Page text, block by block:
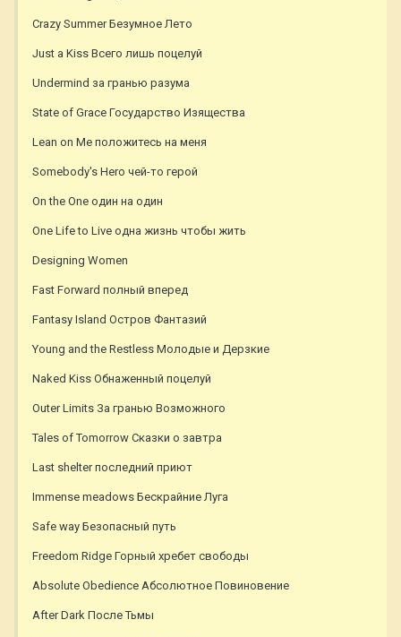
Crazy Summer Безумное Лето
Just a Kiss Всего лишь поцелуй
Undermind за гранью разума
State of Grace Государство Изящества
Lean on Me положитесь на меня
Somebody's Hero чей-то герой
On the One один на один
One Life to Live одна жизнь чтобы жить
Designing Women
Fast Forward полный вперед
Fantasy Island Остров Фантазий
Young and the Restless Молодые и Дерзкие
Naked Kiss Обнаженный поцелуй
Outer Limits За гранью Возможного
Tales of Tomorrow Сказки о завтра
Last shelter последний приют
Immense meadows Бескрайние Луга
Safe way Безопасный путь
Freedom Ridge Горный хребет свободы
Absolute Obedience Абсолютное Повиновение
After Dark После Тьмы